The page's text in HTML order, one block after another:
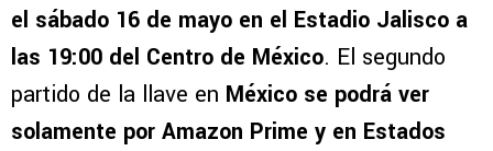
el sábado 16 de mayo en el Estadio Jalisco a
las 19:00 del Centro de México. El segundo
partido de la llave en México se podrá ver
solamente por Amazon Prime y en Estados